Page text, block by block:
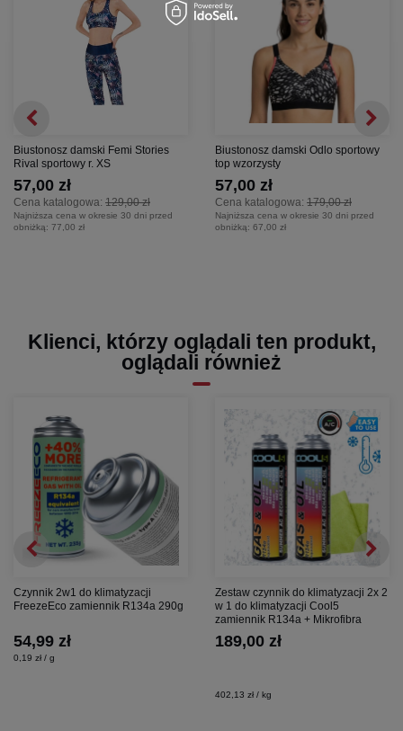
Biustonosz damski Femi Stories
Rival sportowy r. XS
Cena katalogowa: 129,00 zł
57,00 zł
Najniższa cena w okresie 30 dni przed
obniżką: 77,00 zł
Biustonosz damski Odlo sportowy
top wzorzysty
Cena katalogowa: 179,00 zł
57,00 zł
Najniższa cena w okresie 30 dni przed
obniżką: 67,00 zł
Klienci, którzy oglądali ten produkt,
oglądali również
Czynnik 2w1 do klimatyzacji
FreezeEco zamiennik R134a 290g
54,99 zł
0,19 zł / g
Zestaw czynnik do klimatyzacji 2x 2
w 1 do klimatyzacji Cool5
zamiennik R134a + Mikrofibra
189,00 zł
402,13 zł / kg